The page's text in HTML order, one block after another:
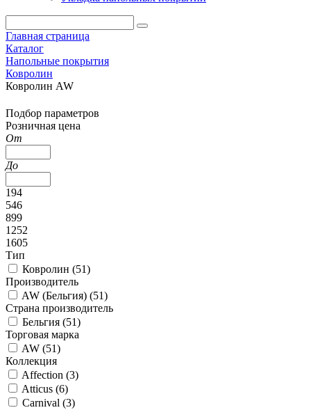
Главная страница
Каталог
Напольные покрытия
Ковролин
Ковролин AW
Подбор параметров
Розничная цена
От
До
194
546
899
1252
1605
Тип
Ковролин (51)
Производитель
AW (Бельгия) (51)
Страна производитель
Бельгия (51)
Торговая марка
AW (51)
Коллекция
Affection (3)
Atticus (6)
Carnival (3)